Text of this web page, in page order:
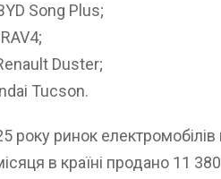
Song Plus;
Duster;
Tucson.
року ринок електромобілів
в країні продано 11